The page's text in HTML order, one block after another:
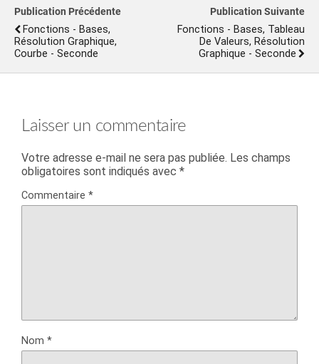
Publication Précédente
Fonctions - Bases,
Résolution Graphique,
Courbe - Seconde
Publication Suivante
Fonctions - Bases, Tableau
De Valeurs, Résolution
Graphique - Seconde
Laisser un commentaire
Votre adresse e-mail ne sera pas publiée. Les champs
obligatoires sont indiqués avec *
Commentaire *
Nom *